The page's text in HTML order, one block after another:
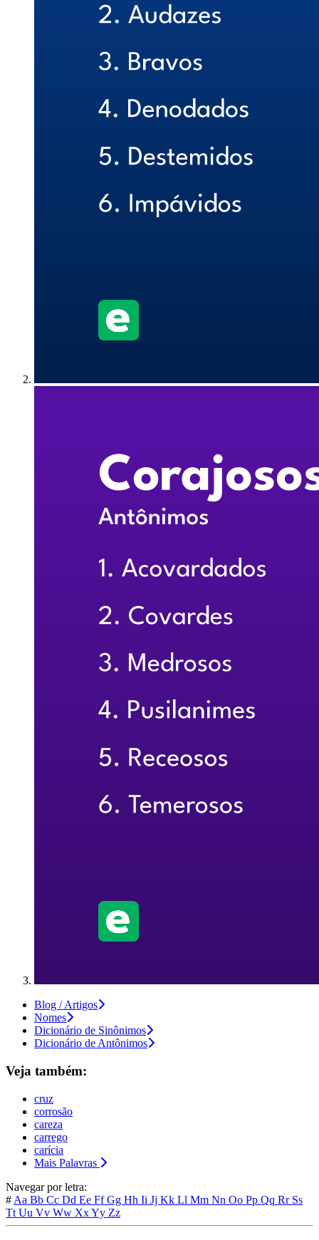
Blog / Artigos
Nomes
Dicionário de Sinônimos
Dicionário de Antônimos
Veja também:
cruz
corrosão
careza
carrego
carícia
Mais Palavras
Navegar por letra:
# Aa Bb Cc Dd Ee FfGg Hh Ii Jj Kk Ll Mm Nn Oo Pp Qq Rr Ss
Tt Uu Vv Ww XxYy Zz